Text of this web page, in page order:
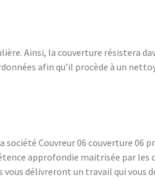
Ainsi, la couverture résistera
afin qu’il procède à un
Couvreur 06 couverture 06
approfondie maitrisée par les
délivreront un travail qui vous